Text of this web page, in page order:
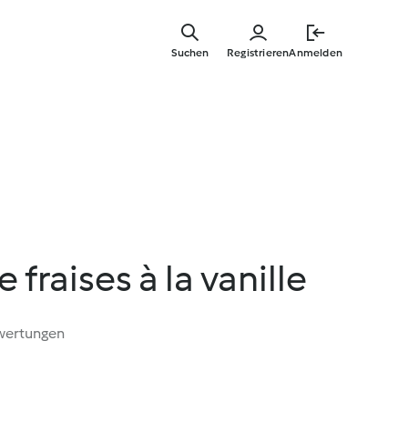
RegistrierenAnmelden
Suchen
fraises à la vanille